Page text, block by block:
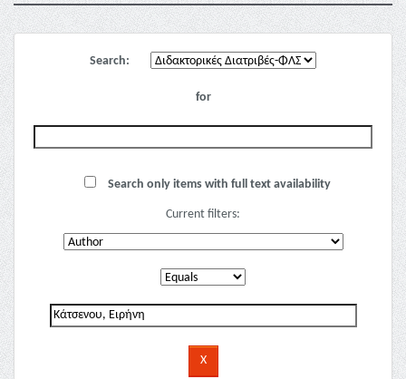
Search:
for
Search only items with full text availability
Current filters: